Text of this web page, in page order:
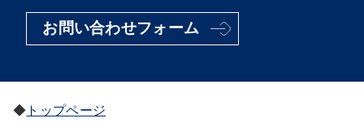
お問い合わせフォーム
トップページ